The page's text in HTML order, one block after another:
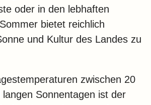
oder in den lebhaften
bietet reichlich
und Kultur des Landes zu
zwischen 20
langen Sonnentagen ist der